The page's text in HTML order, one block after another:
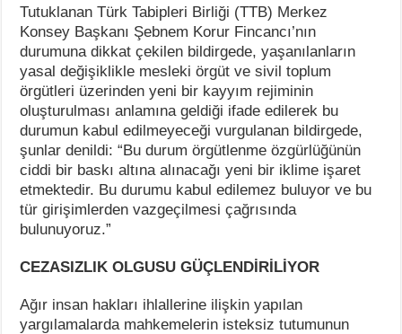
Tutuklanan Türk Tabipleri Birliği (TTB) Merkez
Konsey Başkanı Şebnem Korur Fincancı’nın
durumuna dikkat çekilen bildirgede, yaşanılanların
yasal değişiklikle mesleki örgüt ve sivil toplum
örgütleri üzerinden yeni bir kayyım rejiminin
oluşturulması anlamına geldiği ifade edilerek bu
durumun kabul edilmeyeceği vurgulanan bildirgede,
şunlar denildi: “Bu durum örgütlenme özgürlüğünün
ciddi bir baskı altına alınacağı yeni bir iklime işaret
etmektedir. Bu durumu kabul edilemez buluyor ve bu
tür girişimlerden vazgeçilmesi çağrısında
bulunuyoruz.”
CEZASIZLIK OLGUSU GÜÇLENDİRİLİYOR
Ağır insan hakları ihlallerine ilişkin yapılan
yargılamalarda mahkemelerin isteksiz tutumunun